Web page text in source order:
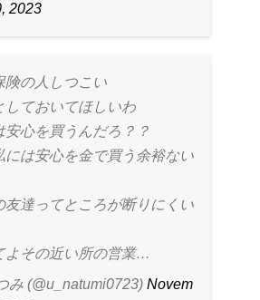
2023
険の人しつこい
しておいてほしいわ
安心を買うんだろ？？
には安心を金で買う余裕ない
友達ってところが断りにくい
よその近い所の営業…
み (@u_natumi0723) Novem